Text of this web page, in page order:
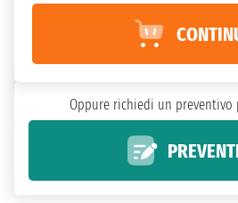
Oppure richiedi un preventivo